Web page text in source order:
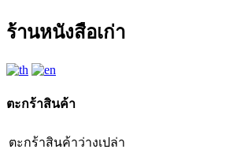
ร้านหนังสือเก่า
ตะกร้าสินค้า
ตะกร้าสินค้าว่างเปล่า